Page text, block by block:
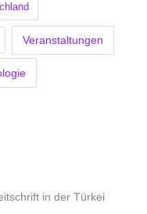
Veranstaltungen
in der Türkei